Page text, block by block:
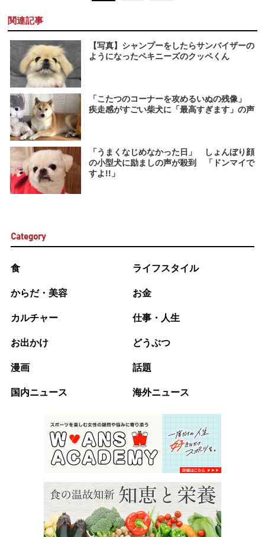
関連記事
【写真】シャンプーをしたらサンバイザーの
ようになったペキニーズのクッペくん
「こたつのコーナーを攻めるいぬの残像」
疾走感がすごい柴犬に「最高すぎます」の声
「うまくなじめなかった日」 しょんぼり顔
の小型犬に励ましの声が殺到 「ドンマイで
すよ!!」
Category
食 ライフスタイル
からだ・美容 お金
カルチャー 仕事・人生
お出かけ どうぶつ
漫画 話題
国内ニュース 海外ニュース